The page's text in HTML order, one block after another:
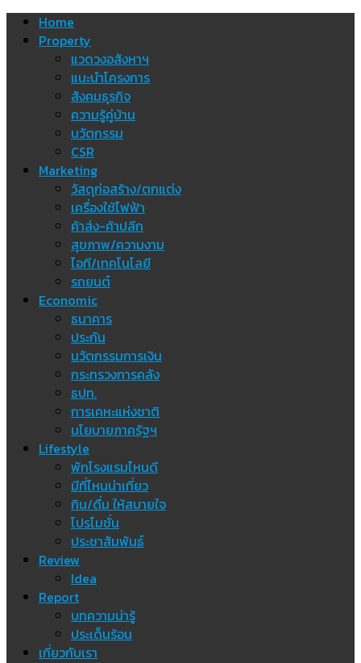
Skip Home
Property
แวดวงอสังหาฯ
แนะนำโครงการ
สังคมธุรกิจ
ความรู้คู่บ้าน
นวัตกรรม
CSR
Marketing
วัสดุก่อสร้าง/ตกแต่ง
เครื่องใช้ไฟฟ้า
ค้าส่ง-ค้าปลีก
สุขภาพ/ความงาม
ไอที/เทคโนโลยี
รถยนต์
Economic
ธนาคาร
ประกัน
นวัตกรรมการเงิน
กระทรวงการคลัง
ธปท.
การเคหะแห่งชาติ
นโยบายภาครัฐฯ
Lifestyle
พักโรงแรมไหนดี
มีที่ไหนน่าเที่ยว
กิน/ดื่ม ให้สบายใจ
โปรโมชั่น
ประชาสัมพันธ์
Review
Idea
Report
บทความน่ารู้
ประเด็นร้อน
เกี่ยวกับเรา